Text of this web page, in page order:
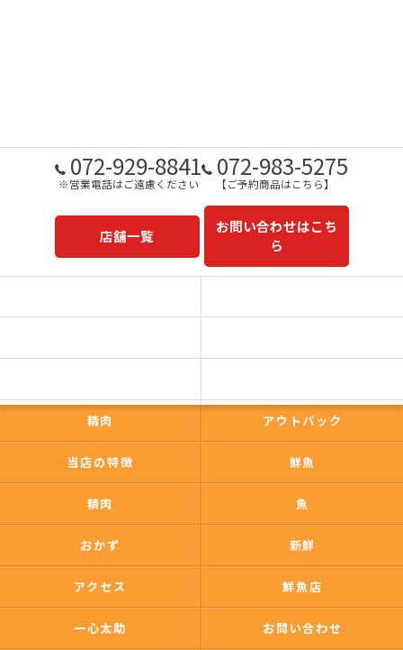
072-929-8841
※営業電話はご遠慮ください
072-983-5275
【ご予約商品はこちら】
店舗一覧
お問い合わせはこち
ら
精肉 アウトパック
当店の特徴 鮮魚
精肉 魚
おかず 新鮮
アクセス 鮮魚店
一心太助 お問い合わせ